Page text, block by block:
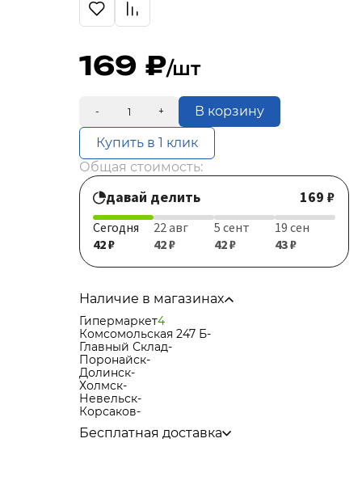
169 /шт
- + В корзину
Купить в 1 клик
Общая стоимость:
давай делить 169 ₽
Сегодня
42 ₽
22 авг
42 ₽
5 сент
42 ₽
19 сен
43 ₽
Наличие в магазинах
Гипермаркет4
Комсомольская 247 Б-
Главный Склад-
Поронайск-
Долинск-
Холмск-
Невельск-
Корсаков-
Бесплатная доставка